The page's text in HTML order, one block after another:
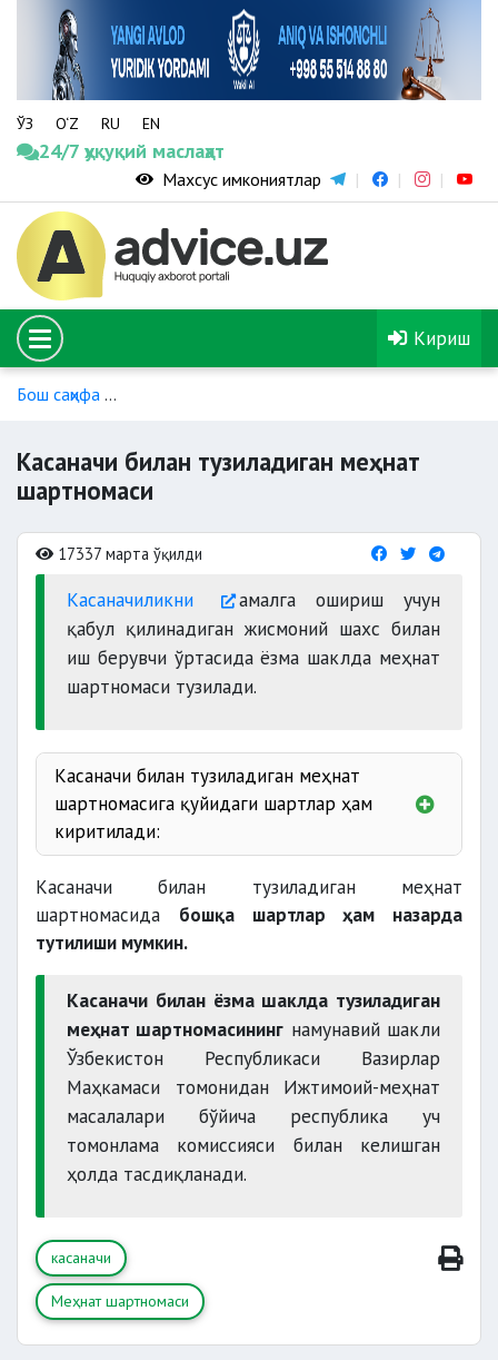
ЎЗ O‘Z RU EN
24/7 ҳуқуқий маслаҳат
Махсус имкониятлар
Кириш
Бош саҳифа
Касаначи билан тузиладиган меҳнат
шартномаси
17337 марта ўқилди
Касаначиликни
амалга ошириш учун
қабул қилинадиган жисмоний шахс билан
иш берувчи ўртасида ёзма шаклда меҳнат
шартномаси тузилади.
Касаначи билан тузиладиган меҳнат
шартномасига қуйидаги шартлар ҳам
киритилади:
хом ашё, материаллар ва тайёр
маҳсулотларни қабул қилиш ҳамда
топшириш тартиби;
моддий жавобгарлик шартлари
Касаначи билан тузиладиган меҳнат
шартномасида бошқа шартлар ҳам назарда
тутилиши мумкин.
Касаначи билан ёзма шаклда тузиладиган
меҳнат шартномасининг намунавий шакли
Ўзбекистон Республикаси Вазирлар
Маҳкамаси томонидан Ижтимоий-меҳнат
масалалари бўйича республика уч
томонлама комиссияси билан келишган
ҳолда тасдиқланади.
касаначи
Меҳнат шартномаси